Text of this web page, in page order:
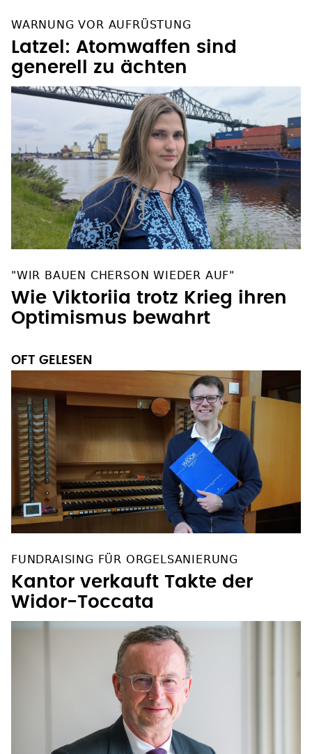
WARNUNG VOR AUFRÜSTUNG
Latzel: Atomwaffen sind
generell zu ächten
"WIR BAUEN CHERSON WIEDER AUF"
Wie Viktoriia trotz Krieg ihren
Optimismus bewahrt
OFT GELESEN
FUNDRAISING FÜR ORGELSANIERUNG
Kantor verkauft Takte der
Widor-Toccata